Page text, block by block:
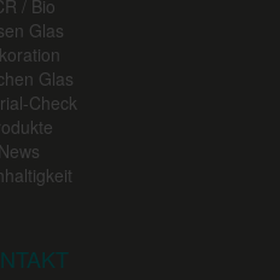
/ Bio
Glas
Glas
Check
News